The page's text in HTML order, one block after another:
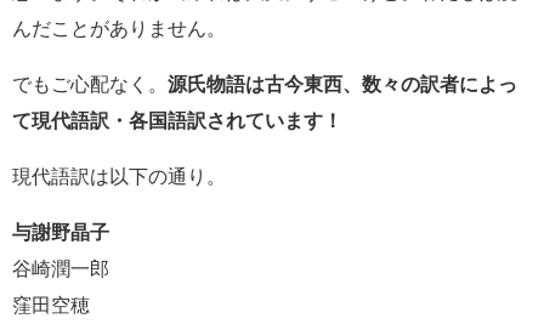
んだことがありません。
でもご心配なく。 源氏物語は古今東西、数々の訳者によっ
て現代語訳・各国語訳されています！
現代語訳は以下の通り。
与謝野晶子
谷崎潤一郎
窪田空穂